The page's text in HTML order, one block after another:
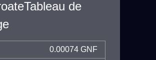
de
0.00074 GNF